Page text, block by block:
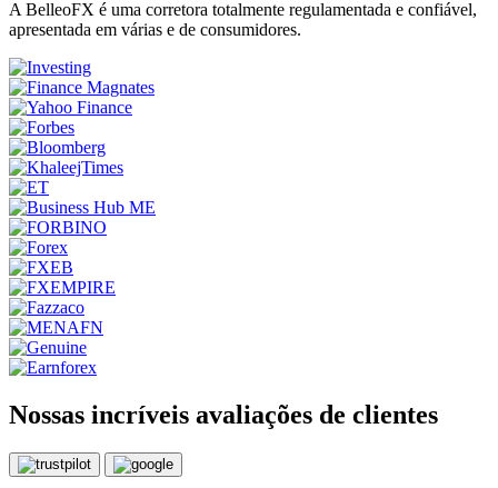
A BelleoFX é uma corretora totalmente regulamentada e confiável,
apresentada em várias e de consumidores.
Nossas incríveis avaliações de clientes